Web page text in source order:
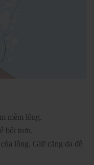
mềm lông.
bôi trơn.
lông. Giữ căng da để